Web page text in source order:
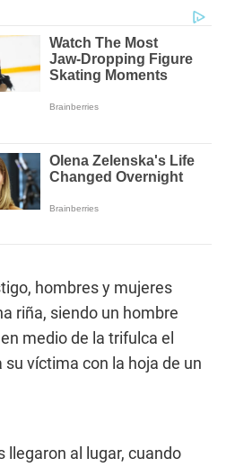
hombres y mujeres
riña, siendo un hombre
medio de la trifulca el
víctima con la hoja de un
llegaron al lugar, cuando